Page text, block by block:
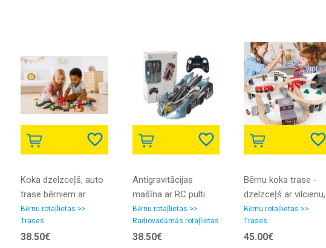
LED apgaismojumu
Koka dzelzceļš, auto
trase bērniem ar
vilcienu, mašīnu un 37
elementiem, 3.2m
gara
Bērnu rotaļlietas >>
Trases
38.50€
Antigravitācijas
mašīna ar RC pulti
bērniem, pa sienām
un grīdām braucošais
auto, 360 grādu
Bērnu rotaļlietas >>
Radiovadāmās rotaļlietas
38.50€
Bērnu koka trase -
dzelzceļš ar vilcienu,
kravas automašīnu,
helikopteri un
cilvēciņiem, 70
Bērnu rotaļlietas >>
Trases
45.00€